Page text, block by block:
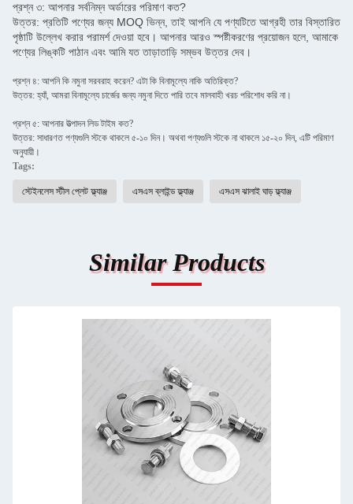
প্রশ্ন ৩: আপনার সর্বনিম্ন অর্ডারের পরিমাণ কত?
উত্তর: প্রতিটি পণ্যের জন্য MOQ ভিন্ন, তাই আপনি যে পণ্যটিতে আগ্রহী তার বিস্তারিত
পৃষ্ঠাটি উল্লেখ করার পরামর্শ দেওয়া হবে। আপনার আরও স্পষ্টীকরণের প্রয়োজন হলে, আমাকে
পণ্যের লিঙ্কটি পাঠান এবং আমি যত তাড়াতাড়ি সম্ভব উত্তর দেব।
প্রশ্ন ৪: আপনি কি নমুনা সরবরাহ করেন? এটা কি বিনামূল্যে নাকি অতিরিক্ত?
উত্তর: হ্যাঁ, আমরা বিনামূল্যে চার্জের জন্য নমুনা দিতে পারি তবে মালবাহী খরচ পরিশোধ করি না।
প্রশ্ন ৫: আপনার উত্পাদন লিড টাইম কত?
উত্তর: সাধারণত পণ্যগুলি স্টকে থাকলে ৫-১০ দিন। অথবা পণ্যগুলি স্টকে না থাকলে ১৫-২০ দিন, এটি পরিমাণ
অনুযায়ী।
Tags:
স্টেইনলেস স্টীল প্লেট ফ্ল্যাঞ্জ এসএস ব্লাইন্ড ফ্ল্যাঞ্জ এসএস ঝালাই ঘাড় ফ্ল্যাঞ্জ
Similar Products